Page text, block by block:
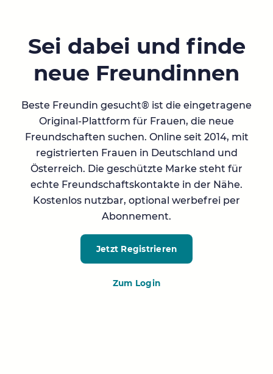
Sei dabei und finde
neue Freundinnen
Beste Freundin gesucht® ist die eingetragene
Original-Plattform für Frauen, die neue
Freundschaften suchen. Online seit 2014, mit
registrierten Frauen in Deutschland und
Österreich. Die geschützte Marke steht für
echte Freundschaftskontakte in der Nähe.
Kostenlos nutzbar, optional werbefrei per
Abonnement.
Jetzt Registrieren
Zum Login